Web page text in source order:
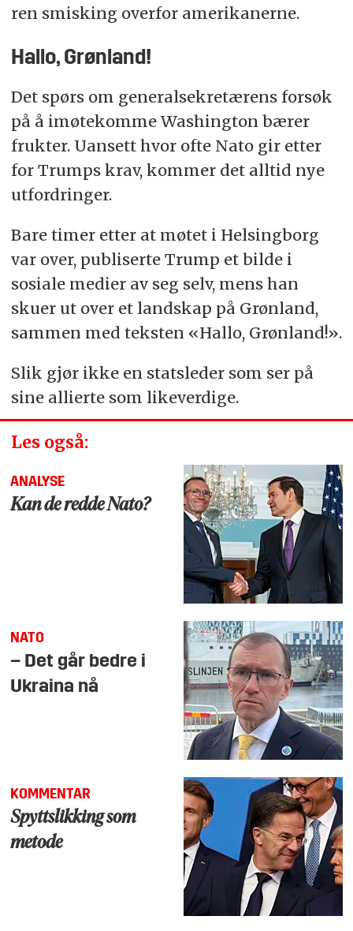
ren smisking overfor amerikanerne.
Hallo, Grønland!
Det spørs om generalsekretærens forsøk
på å imøtekomme Washington bærer
frukter. Uansett hvor ofte Nato gir etter
for Trumps krav, kommer det alltid nye
utfordringer.
Bare timer etter at møtet i Helsingborg
var over, publiserte Trump et bilde i
sosiale medier av seg selv, mens han
skuer ut over et landskap på Grønland,
sammen med teksten «Hallo, Grønland!».
Slik gjør ikke en statsleder som ser på
sine allierte som likeverdige.
Les også:
ANALYSE
Kan de redde Nato?
NATO
– Det går bedre i
Ukraina nå
KOMMENTAR
Spyttslikking som
metode